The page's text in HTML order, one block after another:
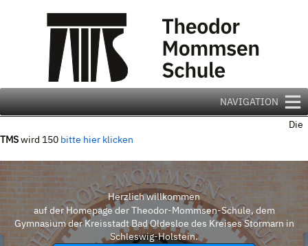
NAVIGATION
Die
TMSwird 150 bitte hier klicken
Herzlich willkommen
auf der Homepage der Theodor-Mommsen-Schule, dem
Gymnasium der Kreisstadt Bad Oldesloe des Kreises Stormarn in
Schleswig-Holstein.